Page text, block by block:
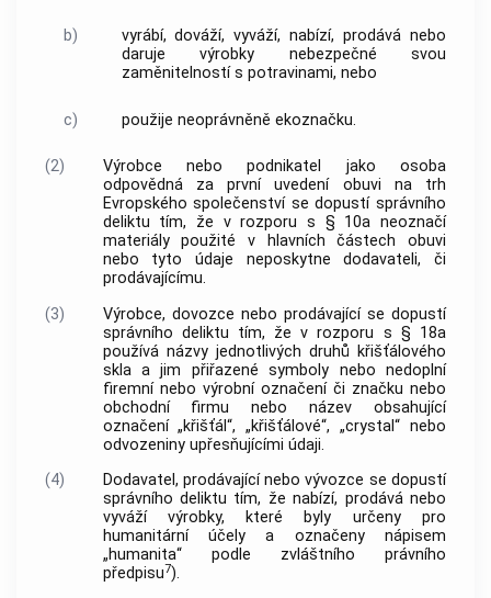
b)
vyrábí, dováží, vyváží, nabízí, prodává nebo
daruje výrobky nebezpečné svou
zaměnitelností s potravinami, nebo
c) použije neoprávněně ekoznačku.
(2)
Výrobce nebo podnikatel jako osoba
odpovědná za první uvedení obuvi na trh
Evropského společenství se dopustí správního
deliktu tím, že v rozporu s § 10a neoznačí
materiály použité v hlavních částech obuvi
nebo tyto údaje neposkytne dodavateli, či
prodávajícímu.
(3)
Výrobce, dovozce nebo prodávající se dopustí
správního deliktu tím, že v rozporu s § 18a
používá názvy jednotlivých druhů křišťálového
skla a jim přiřazené symboly nebo nedoplní
firemní nebo výrobní označení či značku nebo
obchodní firmu nebo název obsahující
označení „křišťál“, „křišťálové“, „crystal“ nebo
odvozeniny upřesňujícími údaji.
(4)
Dodavatel, prodávající nebo vývozce se dopustí
správního deliktu tím, že nabízí, prodává nebo
vyváží výrobky, které byly určeny pro
humanitární účely a označeny nápisem
„humanita“ podle zvláštního právního
předpisu7).